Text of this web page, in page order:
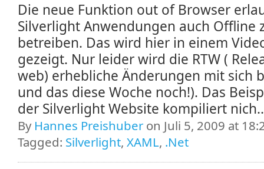
Die neue Funktion out of Browser
Silverlight Anwendungen auch Offline
betreiben. Das wird hier in einem
gezeigt. Nur leider wird die RTW (
web) erhebliche Änderungen mit sich
und das diese Woche noch!). Das
der Silverlight Website kompiliert
By Hannes Preishuber on Juli 5, 2009 at
Tagged: Silverlight, XAML, .Net